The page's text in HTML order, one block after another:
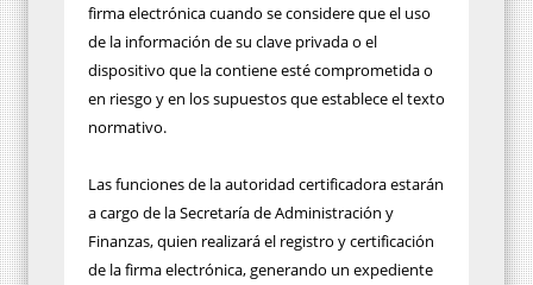
firma electrónica cuando se considere que el uso
de la información de su clave privada o el
dispositivo que la contiene esté comprometida o
en riesgo y en los supuestos que establece el texto
normativo.
Las funciones de la autoridad certificadora estarán
a cargo de la Secretaría de Administración y
Finanzas, quien realizará el registro y certificación
de la firma electrónica, generando un expediente